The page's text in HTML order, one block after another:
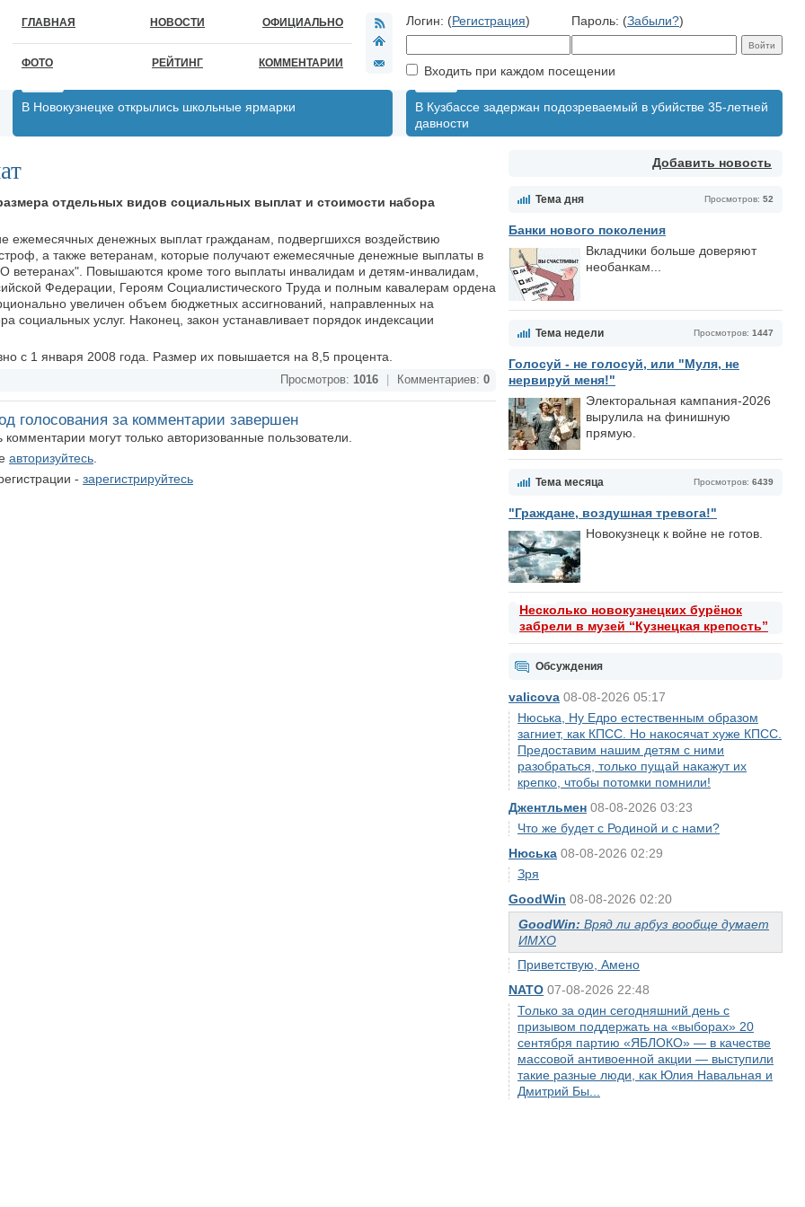
ГЛАВНАЯ НОВОСТИ ОФИЦИАЛЬНО
ФОТО РЕЙТИНГ КОММЕНТАРИИ
Логин: (Регистрация) Пароль: (Забыли?)
Входить при каждом посещении
В Новокузнецке открылись школьные ярмарки
В Кузбассе задержан подозреваемый в убийстве 35-летней
давности
Добавить новость
Просмотров: 52
Тема дня
Банки нового поколения
Вкладчики больше доверяют
необанкам...
Просмотров: 1447
Тема недели
Голосуй - не голосуй, или "Муля, не
нервируй меня!"
Электоральная кампания-2026
вырулила на финишную
прямую.
Просмотров: 6439
Тема месяца
"Граждане, воздушная тревога!"
Новокузнецк к войне не готов.
Несколько новокузнецких бурёнок
забрели в музей “Кузнецкая крепость”
Обсуждения
valicova 08-08-2026 05:17
Нюська, Ну Едро естественным образом
загниет, как КПСС. Но накосячат хуже КПСС.
Предоставим нашим детям с ними
разобраться, только пущай накажут их
крепко, чтобы потомки помнили!
Джентльмен 08-08-2026 03:23
Что же будет с Родиной и с нами?
Нюська 08-08-2026 02:29
Зря
GoodWin 08-08-2026 02:20
GoodWin: Вряд ли арбуз вообще думает
ИМХО
Приветствую, Амено
NATO 07-08-2026 22:48
Только за один сегодняшний день с
призывом поддержать на «выборах» 20
сентября партию «ЯБЛОКО» — в качестве
массовой антивоенной акции — выступили
такие разные люди, как Юлия Навальная и
Дмитрий Бы...
отдельных видов социальных выплат и стоимости набора
ежемесячных денежных выплат гражданам, подвергшихся воздействию
а также ветеранам, которые получают ежемесячные денежные выплаты в
ветеранах". Повышаются кроме того выплаты инвалидам и детям-инвалидам,
Федерации, Героям Социалистического Труда и полным кавалерам ордена
увеличен объем бюджетных ассигнований, направленных на
социальных услуг. Наконец, закон устанавливает порядок индексации
с 1 января 2008 года. Размер их повышается на 8,5 процента.
Просмотров: 1016 Комментариев: 0
голосования за комментарии завершен
комментарии могут только авторизованные пользователи.
авторизуйтесь
- зарегистрируйтесь